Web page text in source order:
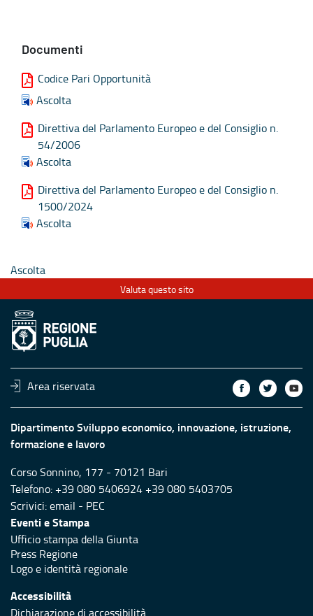
Documenti
Codice Pari Opportunità
Ascolta
Direttiva del Parlamento Europeo e del Consiglio n.
54/2006
Ascolta
Direttiva del Parlamento Europeo e del Consiglio n.
1500/2024
Ascolta
Ascolta
Valuta questo sito
Area riservata
Dipartimento Sviluppo economico, innovazione, istruzione,
formazione e lavoro
Corso Sonnino, 177 - 70121 Bari
Telefono: +39 080 5406924 +39 080 5403705
Scrivici:email - PEC
Eventi e Stampa
Ufficio stampa della Giunta
Press Regione
Logo e identità regionale
Accessibilità
Dichiarazione di accessibilità